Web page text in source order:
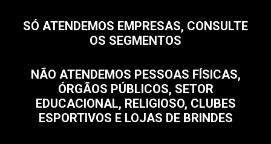
SÓ ATENDEMOS EMPRESAS, CONSULTE
OS SEGMENTOS
NÃO ATENDEMOS PESSOAS FÍSICAS,
ÓRGÃOS PÚBLICOS, SETOR
EDUCACIONAL, RELIGIOSO, CLUBES
ESPORTIVOS E LOJAS DE BRINDES